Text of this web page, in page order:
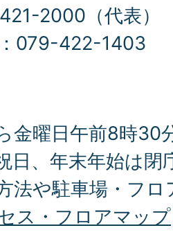
2000（代表）
079-422-1403
金曜日午前8時30
日、年末年始は閉
法や駐車場・フ
ス・フロアマップ